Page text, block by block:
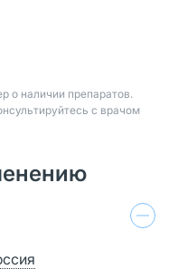
о наличии препаратов.
с врачом